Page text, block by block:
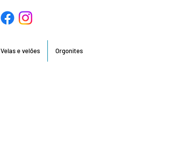
Velas e velões Orgonites